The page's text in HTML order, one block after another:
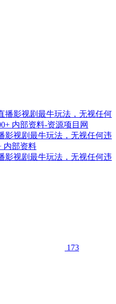
影视剧最牛玩法，无视任何违
内部资料
影视剧最牛玩法，无视任何违
173